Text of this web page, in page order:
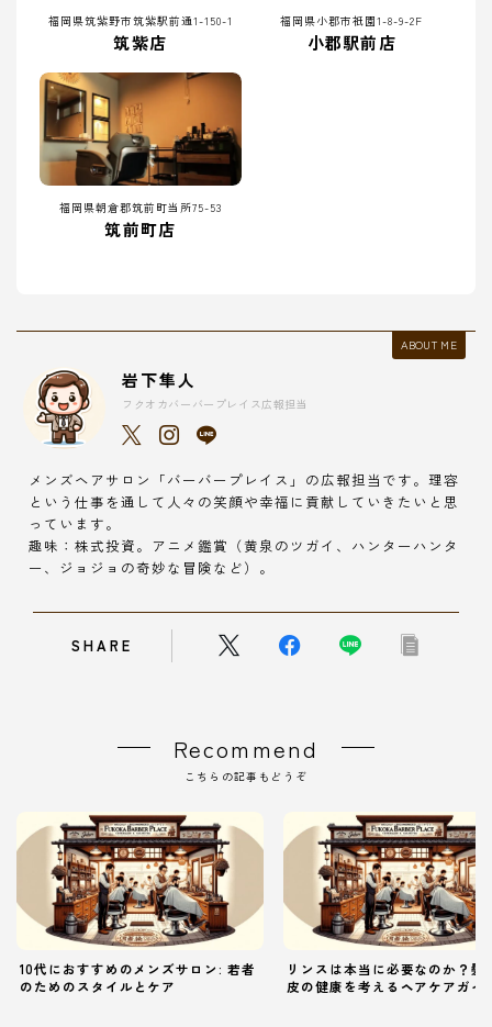
福岡県筑紫野市筑紫駅前通1-150-1
筑紫店
福岡県小郡市祇園1-8-9-2F
小郡駅前店
福岡県朝倉郡筑前町当所75-53
筑前町店
ABOUT ME
岩下隼人
フクオカバーバープレイス広報担当
メンズヘアサロン「バーバープレイス」の広報担当です。理容
という仕事を通して人々の笑顔や幸福に貢献していきたいと思
っています。
趣味：株式投資。アニメ鑑賞（黄泉のツガイ、ハンターハンタ
ー、ジョジョの奇妙な冒険など）。
SHARE
Recommend
こちらの記事もどうぞ
10代におすすめのメンズサロン: 若者
のためのスタイルとケア
リンスは本当に必要なのか？髪
皮の健康を考えるヘアケアガイ